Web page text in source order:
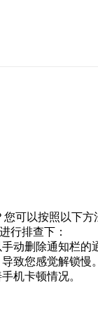
可以按照以下
行排查下：
动删除通知栏
致您感觉解锁
机卡顿情况。